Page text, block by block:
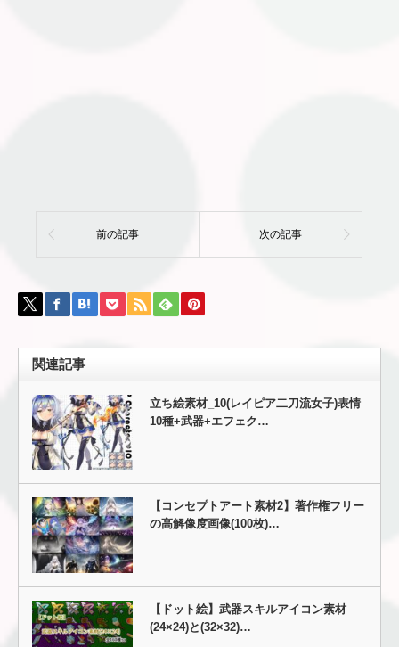
前の記事 次の記事
関連記事
立ち絵素材_10(レイピア二刀流女子)表情
10種+武器+エフェク…
【コンセプトアート素材2】著作権フリー
の高解像度画像(100枚)…
【ドット絵】武器スキルアイコン素材
(24×24)と(32×32)…